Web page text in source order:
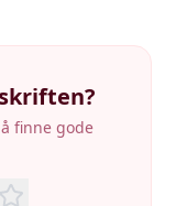
finne gode